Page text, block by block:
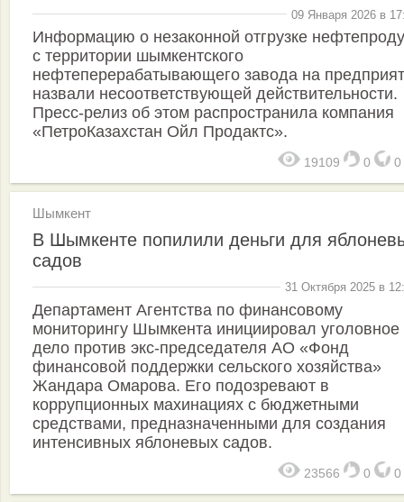
09 Января 2026 в
Информацию о незаконной отгрузке
с территории шымкентского
нефтеперерабатывающего завода на
назвали несоответствующей действительности.
Пресс-релиз об этом распространила компания
«ПетроКазахстан Ойл Продактс».
19109 0 0
Шымкент
В Шымкенте попилили деньги для
садов
31 Октября 2025 в
Департамент Агентства по финансовому
мониторингу Шымкента инициировал уголовное
дело против экс-председателя АО «Фонд
финансовой поддержки сельского хозяйства»
Жандара Омарова. Его подозревают в
коррупционных махинациях с бюджетными
средствами, предназначенными для создания
интенсивных яблоневых садов.
23566 0 0